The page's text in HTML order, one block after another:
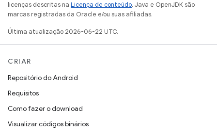
licenças descritas na Licença de conteúdo. Java e OpenJDK são
marcas registradas da Oracle e/ou suas afiliadas.
Última atualização 2026-06-22 UTC.
CRIAR
Repositório do Android
Requisitos
Como fazer o download
Visualizar códigos binários